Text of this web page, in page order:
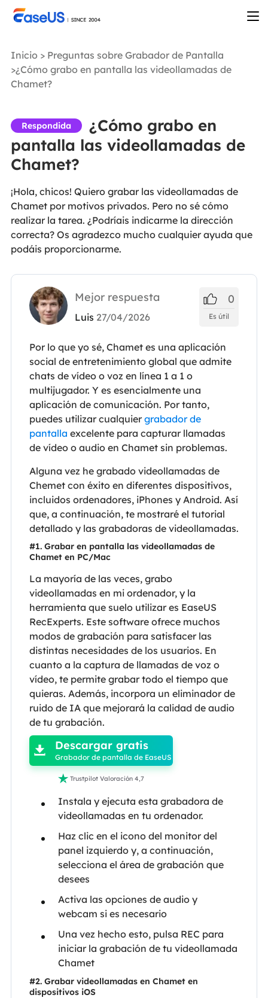
Inicio > Preguntas sobre Grabador de Pantalla
>¿Cómo grabo en pantalla las videollamadas de
Chamet?
Respondida
¿Cómo grabo en
pantalla las videollamadas de
Chamet?
¡Hola, chicos! Quiero grabar las videollamadas de
Chamet por motivos privados. Pero no sé cómo
realizar la tarea. ¿Podríais indicarme la dirección
correcta? Os agradezco mucho cualquier ayuda que
podáis proporcionarme.
Mejor respuesta
Luis 27/04/2026
0
Es útil
Por lo que yo sé, Chamet es una aplicación
social de entretenimiento global que admite
chats de vídeo o voz en línea 1 a 1 o
multijugador. Y es esencialmente una
aplicación de comunicación. Por tanto,
puedes utilizar cualquier grabador de
pantalla excelente para capturar llamadas
de vídeo o audio en Chamet sin problemas.
Alguna vez he grabado videollamadas de
Chemet con éxito en diferentes dispositivos,
incluidos ordenadores, iPhones y Android. Así
que, a continuación, te mostraré el tutorial
detallado y las grabadoras de videollamadas.
#1. Grabar en pantalla las videollamadas de
Chamet en PC/Mac
La mayoría de las veces, grabo
videollamadas en mi ordenador, y la
herramienta que suelo utilizar es EaseUS
RecExperts. Este software ofrece muchos
modos de grabación para satisfacer las
distintas necesidades de los usuarios. En
cuanto a la captura de llamadas de voz o
vídeo, te permite grabar todo el tiempo que
quieras. Además, incorpora un eliminador de
ruido de IA que mejorará la calidad de audio
de tu grabación.

 Descargar gratis
Grabador de pantalla de EaseUS
 Trustpilot Valoración 4,7
Instala y ejecuta esta grabadora de
videollamadas en tu ordenador.
Haz clic en el icono del monitor del
panel izquierdo y, a continuación,
selecciona el área de grabación que
desees
Activa las opciones de audio y
webcam si es necesario
Una vez hecho esto, pulsa REC para
iniciar la grabación de tu videollamada
Chamet
#2. Grabar videollamadas en Chamet en
dispositivos iOS